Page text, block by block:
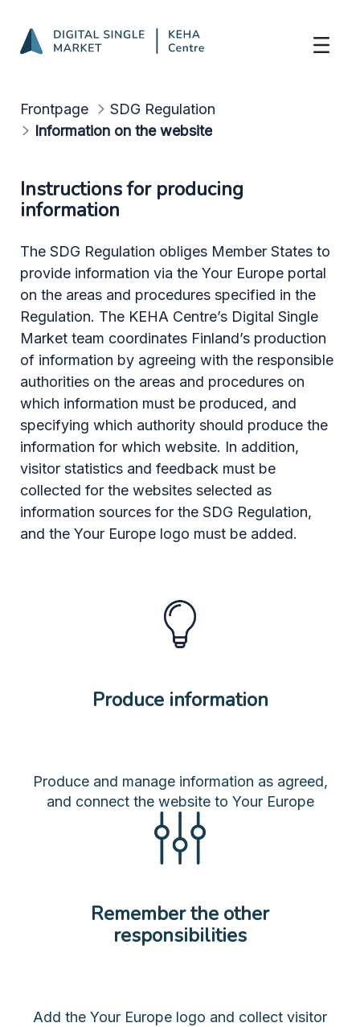
Frontpage
SDG Regulation
Information on the website
Instructions for producing
information
The SDG Regulation obliges Member States to
provide information via the Your Europe portal
on the areas and procedures specified in the
Regulation. The KEHA Centre’s Digital Single
Market team coordinates Finland’s production
of information by agreeing with the responsible
authorities on the areas and procedures on
which information must be produced, and
specifying which authority should produce the
information for which website. In addition,
visitor statistics and feedback must be
collected for the websites selected as
information sources for the SDG Regulation,
and the Your Europe logo must be added.
Produce information
Produce and manage information as agreed,
and connect the website to Your Europe
Remember the other
responsibilities
Add the Your Europe logo and collect visitor